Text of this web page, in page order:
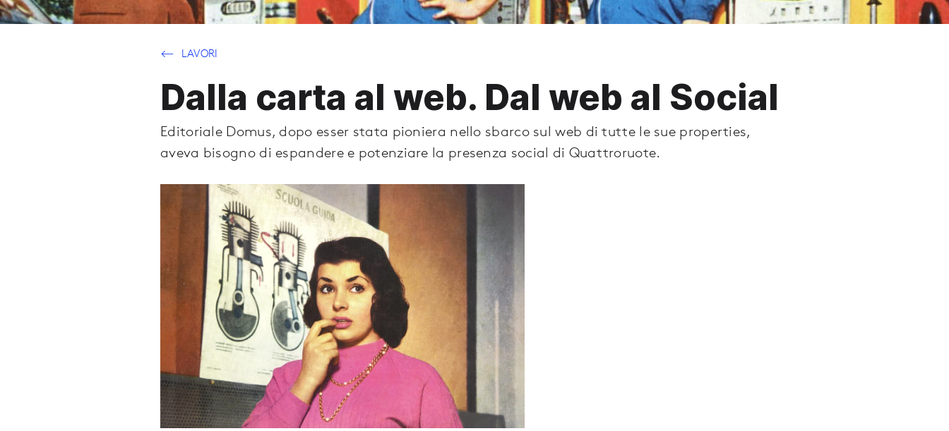
LAVORI
Dalla carta al web. Dal web al Social
Editoriale Domus, dopo esser stata pioniera nello sbarco sul web di tutte le sue properties,
aveva bisogno di espandere e potenziare la presenza social di Quattroruote.